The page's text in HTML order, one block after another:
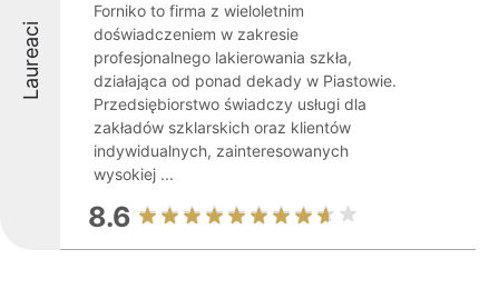
Laureaci
Forniko to firma z wieloletnim
doświadczeniem w zakresie
profesjonalnego lakierowania szkła,
działająca od ponad dekady w Piastowie.
Przedsiębiorstwo świadczy usługi dla
zakładów szklarskich oraz klientów
indywidualnych, zainteresowanych
wysokiej ...
8.6